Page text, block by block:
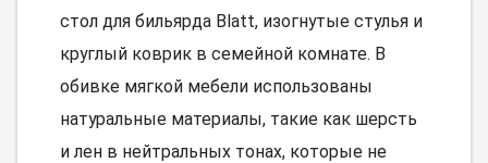
стол для бильярда Blatt, изогнутые стулья и
круглый коврик в семейной комнате. В
обивке мягкой мебели использованы
натуральные материалы, такие как шерсть
и лен в нейтральных тонах, которые не